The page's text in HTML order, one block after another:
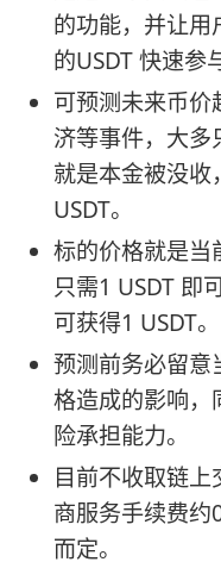
的功能，并让用
的USDT 快速参
可预测未来币
济等事件，大多
就是本金被没收
USDT。
标的价格就是当
只需1 USDT 即
可获得1 USDT。
预测前务必留意
格造成的影响，
险承担能力。
目前不收取链
商服务手续费
而定。